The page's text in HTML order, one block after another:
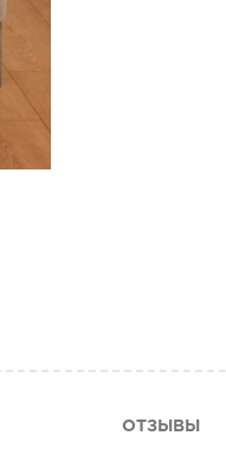
ОТЗЫВЫ